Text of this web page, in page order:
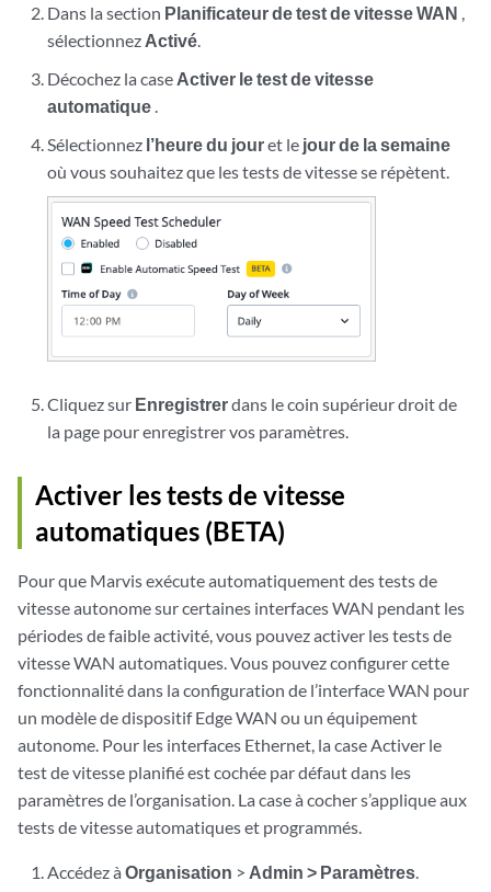
Dans la section Planificateur de test de vitesse WAN
sélectionnez Activé
Décochez la case Activer le test de vitesse
automatique
Sélectionnez l’heure du jouret le jour de la semaine
où vous souhaitez que les tests de vitesse se répètent.
Cliquez sur Enregistrerdans le coin supérieur droit de
la page pour enregistrer vos paramètres.
Activer les tests de vitesse
automatiques (BETA)
Pour que Marvis exécute automatiquement des tests de
vitesse autonome sur certaines interfaces WAN pendant les
périodes de faible activité, vous pouvez activer les tests de
vitesse WAN automatiques. Vous pouvez configurer cette
fonctionnalité dans la configuration de l’interface WAN pour
un modèle de dispositif Edge WAN ou un équipement
autonome. Pour les interfaces Ethernet, la case Activer le
test de vitesse planifié est cochée par défaut dans les
paramètres de l’organisation. La case à cocher s’applique aux
tests de vitesse automatiques et programmés.
Accédez àOrganisation > Admin > Paramètres